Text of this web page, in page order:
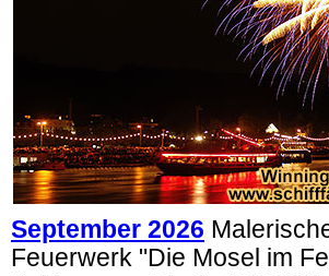
September 2026
Feuerwerk "Die Mosel im